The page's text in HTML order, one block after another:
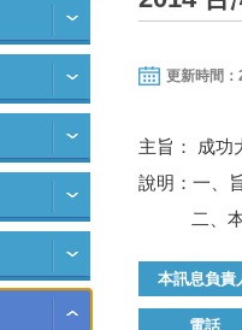
更新時間
主旨： 成功
說明：一、
二、本案
本訊息負責
電話